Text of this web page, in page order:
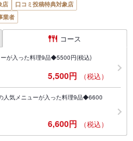
店
口コミ投稿特典対象店
業者
コース
ーが入った料理9品◆5500円(税込)
5,500円 （税込）
人気メニューが入った料理9品◆6600
6,600円 （税込）